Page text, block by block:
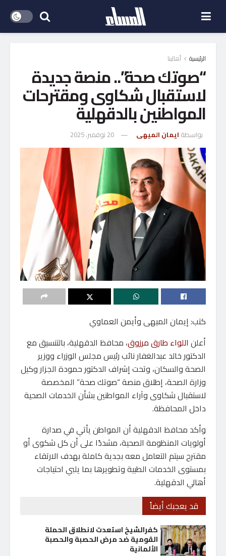
الرئيسية أهالينا
“صوتك صحة”.. منصة جديدة
لاستقبال شكاوى ومقترحات
المواطنين بالدقهلية
بواسطة ايمان الميهى 20 نوفمبر، 2025
كتب: إيمان الميهى وأيمن العماوي
أعلن اللواء طارق مرزوق، محافظ الدقهلية، بالتنسيق مع
الدكتور خالد عبدالغفار نائب رئيس مجلس الوزراء ووزير
الصحة والسكان، وتحت إشراف الدكتور حمودة الجزار وكيل
وزارة الصحة، إطلاق منصة “صوتك صحة” المخصصة
لاستقبال شكاوى وآراء المواطنين بشأن الخدمات الصحية
داخل المحافظة.
وأكد محافظ الدقهلية أن المواطن يأتي في صدارة
أولويات المنظومة الصحية، مشددًا على أن كل شكوى أو
مقترح سيتم التعامل معه بجدية كاملة بهدف الارتقاء
بمستوى الخدمات الطبية وتطويرها بما يلبي احتياجات
أهالي الدقهلية.
قد يعجبك أيضاً
كفرالشيخ استعدت لانطلاق الحملة
القومية ضد مرض الحصبة والحصبة
الألمانية